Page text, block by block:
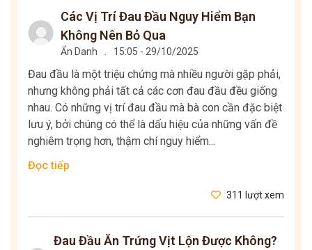
Các Vị Trí Đau Đầu Nguy Hiểm Bạn
Không Nên Bỏ Qua
Ẩn Danh 15:05 - 29/10/2025
Đau đầu là một triệu chứng mà nhiều người gặp phải,
nhưng không phải tất cả các cơn đau đầu đều giống
nhau. Có những vị trí đau đầu mà bà con cần đặc biệt
lưu ý, bởi chúng có thể là dấu hiệu của những vấn đề
nghiêm trọng hơn, thậm chí nguy hiểm...
Đọc tiếp
311 lượt xem
Đau Đầu Ăn Trứng Vịt Lộn Được Không?